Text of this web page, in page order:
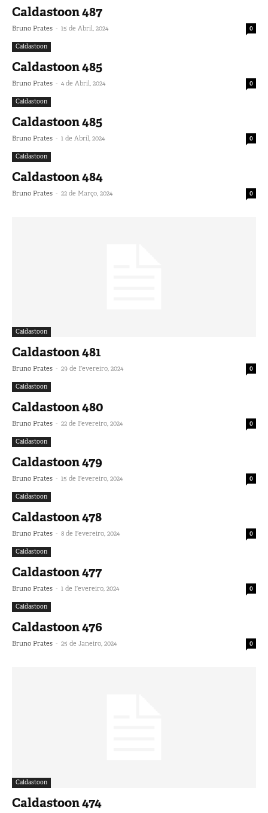
Caldastoon 487
Bruno Prates - 15 de Abril, 2024 0
Caldastoon
Caldastoon 485
Bruno Prates - 4 de Abril, 2024 0
Caldastoon
Caldastoon 485
Bruno Prates - 1 de Abril, 2024 0
Caldastoon
Caldastoon 484
Bruno Prates - 22 de Março, 2024 0
Caldastoon
Caldastoon 481
Bruno Prates - 29 de Fevereiro, 2024 0
Caldastoon
Caldastoon 480
Bruno Prates - 22 de Fevereiro, 2024 0
Caldastoon
Caldastoon 479
Bruno Prates - 15 de Fevereiro, 2024 0
Caldastoon
Caldastoon 478
Bruno Prates - 8 de Fevereiro, 2024 0
Caldastoon
Caldastoon 477
Bruno Prates - 1 de Fevereiro, 2024 0
Caldastoon
Caldastoon 476
Bruno Prates - 25 de Janeiro, 2024 0
Caldastoon
Caldastoon 474